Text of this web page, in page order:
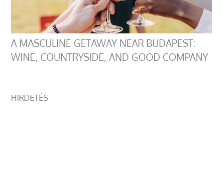
A MASCULINE GETAWAY NEAR BUDAPEST:
WINE, COUNTRYSIDE, AND GOOD COMPANY
HIRDETÉS